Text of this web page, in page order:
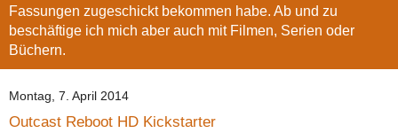
Fassungen zugeschickt bekommen habe. Ab und zu
beschäftige ich mich aber auch mit Filmen, Serien oder
Büchern.
Montag, 7. April 2014
Outcast Reboot HD Kickstarter